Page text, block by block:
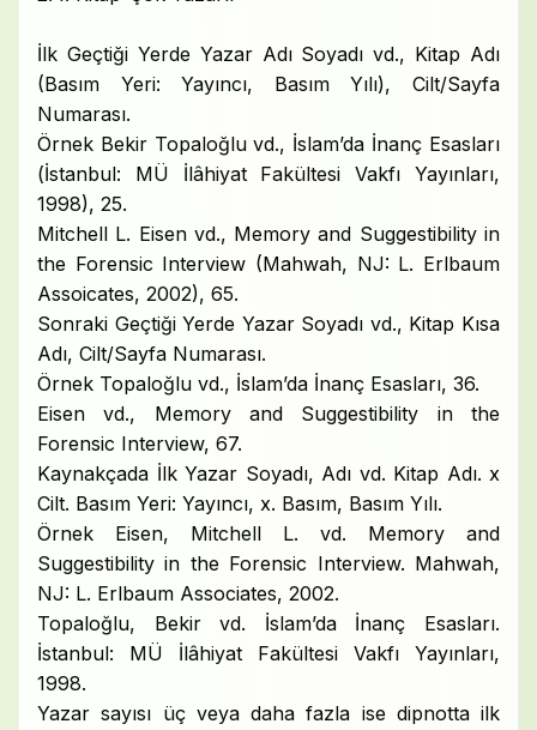
İlk Geçtiği Yerde Yazar Adı Soyadı vd., Kitap Adı
(Basım Yeri: Yayıncı, Basım Yılı), Cilt/Sayfa
Numarası.
Örnek Bekir Topaloğlu vd., İslam’da İnanç Esasları
(İstanbul: MÜ İlâhiyat Fakültesi Vakfı Yayınları,
1998), 25.
Mitchell L. Eisen vd., Memory and Suggestibility in
the Forensic Interview (Mahwah, NJ: L. Erlbaum
Assoicates, 2002), 65.
Sonraki Geçtiği Yerde Yazar Soyadı vd., Kitap Kısa
Adı, Cilt/Sayfa Numarası.
Örnek Topaloğlu vd., İslam’da İnanç Esasları, 36.
Eisen vd., Memory and Suggestibility in the
Forensic Interview, 67.
Kaynakçada İlk Yazar Soyadı, Adı vd. Kitap Adı. x
Cilt. Basım Yeri: Yayıncı, x. Basım, Basım Yılı.
Örnek Eisen, Mitchell L. vd. Memory and
Suggestibility in the Forensic Interview. Mahwah,
NJ: L. Erlbaum Associates, 2002.
Topaloğlu, Bekir vd. İslam’da İnanç Esasları.
İstanbul: MÜ İlâhiyat Fakültesi Vakfı Yayınları,
1998.
Yazar sayısı üç veya daha fazla ise dipnotta ilk